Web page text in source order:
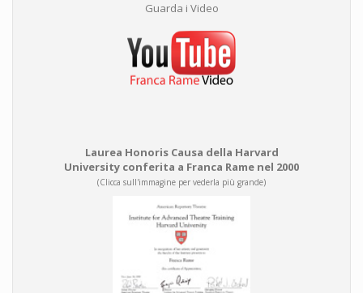
Guarda i Video
Laurea Honoris Causa della Harvard
University conferita a Franca Rame nel 2000
(Clicca sull'immagine per vederla più grande)